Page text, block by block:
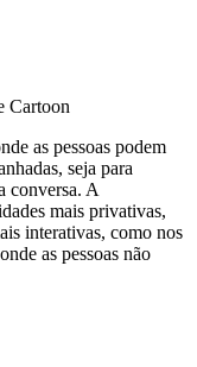
Cartoon
as pessoas podem
seja para
conversa. A
mais privativas,
interativas, como nos
as pessoas não